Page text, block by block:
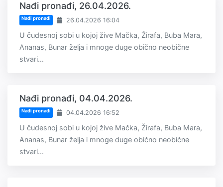
Nađi pronađi, 26.04.2026.
Nađi pronađi 26.04.2026 16:04
U čudesnoj sobi u kojoj žive Mačka, Žirafa, Buba Mara,
Ananas, Bunar želja i mnoge duge obično neobične
stvari...
Nađi pronađi, 04.04.2026.
Nađi pronađi 04.04.2026 16:52
U čudesnoj sobi u kojoj žive Mačka, Žirafa, Buba Mara,
Ananas, Bunar želja i mnoge duge obično neobične
stvari...